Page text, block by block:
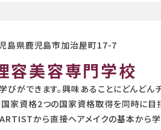
島県鹿児島市加治屋町17-7
容美容専門学校
びができます。興味あることにどんどん
家資格2つの国家資格取得を同時に目
から直接ヘアメイクの基本から学